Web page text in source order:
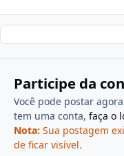
Participe da
Você pode postar
tem uma conta, faça o
Nota: Sua postagem
de ficar visível.